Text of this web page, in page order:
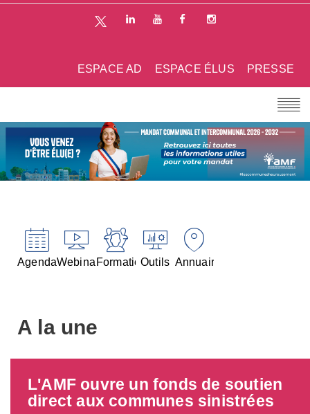
PRESSE
ESPACE ÉLUS
ESPACE AD
AgendaWebinairesFormationsOutils Annuaires
A la une
L'AMF ouvre un fonds de soutien
direct aux communes sinistrées